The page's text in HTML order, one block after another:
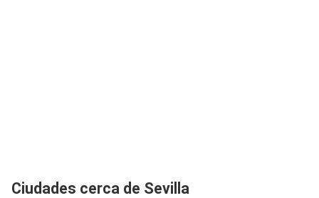
Ciudades cerca de Sevilla